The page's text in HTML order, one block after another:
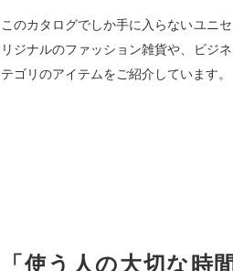
このカタログでしか手に入らないユニ
リジナルのファッション雑貨や、ビジ
テゴリのアイテムをご紹介しています。
「使う人の大切な時